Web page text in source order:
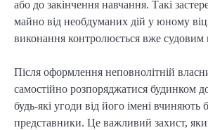
або до закінчення навчання. Такі
майно від необдуманих дій у юному
виконання контролюється вже судовим
Після оформлення неповнолітній
самостійно розпоряджатися будинком
будь-які угоди від його імені вчиняють
представники. Це важливий захист,